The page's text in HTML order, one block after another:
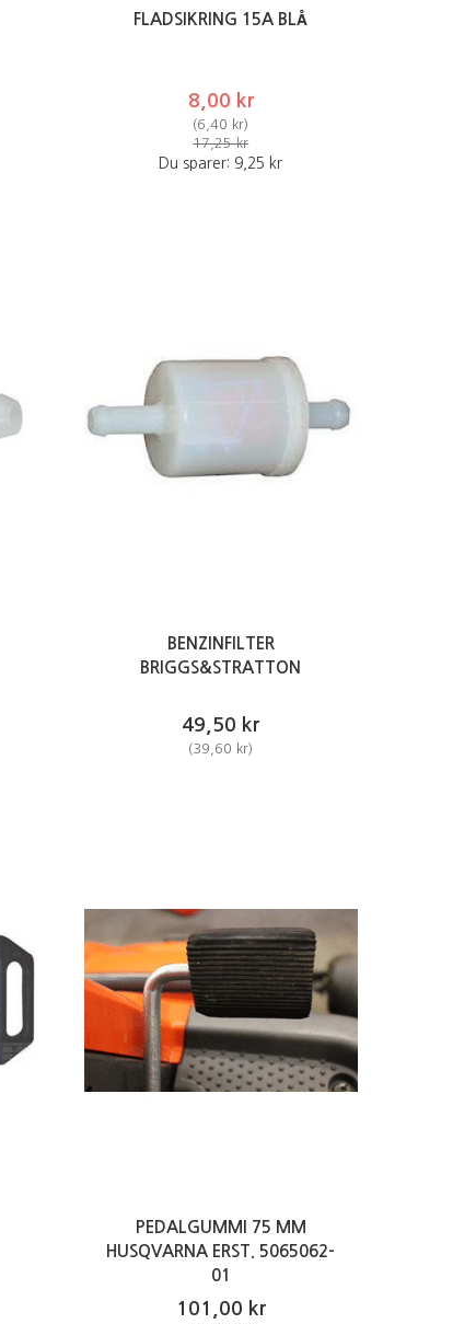
FLADSIKRING 15A BLÅ
8,00 kr
(6,40 kr)
17,25 kr
Du sparer: 9,25 kr
BENZINFILTER
BRIGGS&STRATTON
49,50 kr
(39,60 kr)
PEDALGUMMI 75 MM
HUSQVARNA ERST. 5065062-
01
101,00 kr